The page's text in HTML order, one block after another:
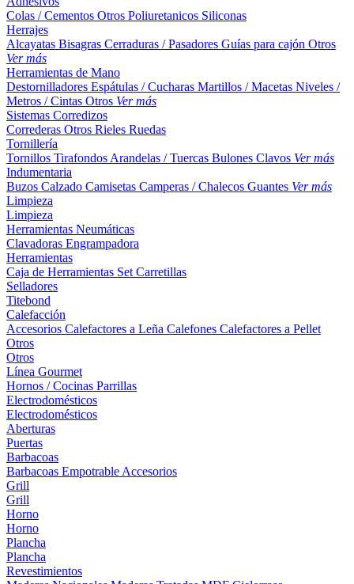
Colas / Cementos Otros Poliuretanicos Siliconas
Herrajes
Alcayatas Bisagras Cerraduras / Pasadores Guías para cajón Otros
Ver más
Herramientas de Mano
Destornilladores Espátulas / Cucharas Martillos / Macetas Niveles /
Metros / Cintas Otros Ver más
Sistemas Corredizos
Correderas Otros Rieles Ruedas
Tornillería
Tornillos Tirafondos Arandelas / Tuercas Bulones Clavos Ver más
Indumentaria
Buzos Calzado Camisetas Camperas / Chalecos Guantes Ver más
Limpieza
Limpieza
Herramientas Neumáticas
Clavadoras Engrampadora
Herramientas
Caja de Herramientas Set Carretillas
Selladores
Titebond
Calefacción
Accesorios Calefactores a Leña Calefones Calefactores a Pellet
Otros
Otros
Línea Gourmet
Hornos / Cocinas Parrillas
Electrodomésticos
Electrodomésticos
Aberturas
Puertas
Barbacoas
Barbacoas Empotrable Accesorios
Grill
Grill
Horno
Horno
Plancha
Plancha
Revestimientos